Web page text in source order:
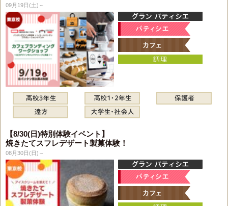
09月19日(土)～
【8/30(日)特別体験イベント】
焼きたてスフレデザート製菓体験！
08月30日(日)～